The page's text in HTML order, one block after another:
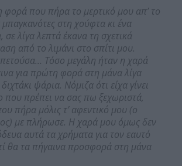
φορά που πήρα το μερτικό μου απ’ το
στη χούφτα κι ένα
σε λίγα λεπτά έκανα τη σχετικά
από το λιμάνι στο σπίτι μου.
πετούσα… Τόσο μεγάλη ήταν η χαρά
για πρώτη φορά στη μάνα λίγα
ψάρια. Νόμιζα ότι είχα γίνει
που πρέπει να σας πω ξεχωριστά,
πήρα μόλις τ’ αφεντικό μου (ο
με πλήρωσε. Η χαρά μου όμως δεν
αυτά τα χρήματα για τον εαυτό
θα τα πήγαινα προσφορά στη μάνα